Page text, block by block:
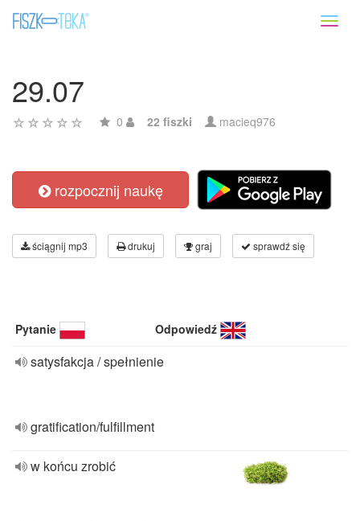
29.07
0 22 fiszki macieq976
rozpocznij naukę
ściągnij mp3 drukuj graj sprawdź się
Pytanie Odpowiedź
satysfakcja / spełnienie
gratification/fulfillment
w końcu zrobić